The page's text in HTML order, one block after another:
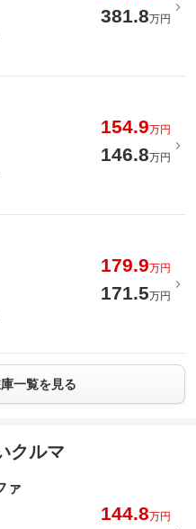
381.8万円
154.9万円
146.8万円
179.9万円
171.5万円
一覧を見る
クルマ
ァ
144.8万円